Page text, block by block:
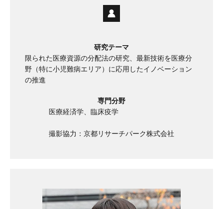
研究テーマ
限られた医療資源の分配法の研究、最新技術を医療分
野（特に小児難病エリア）に応用したイノベーション
の推進
専門分野
医療経済学、臨床疫学
撮影協力：京都リサーチパーク株式会社